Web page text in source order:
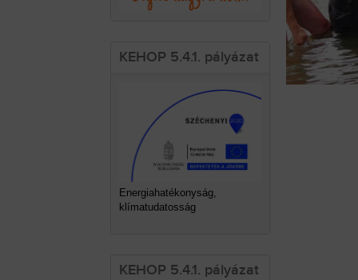
KEHOP 5.4.1. pályázat
Energiahatékonyság,
klímatudatosság
KEHOP 5.4.1. pályázat